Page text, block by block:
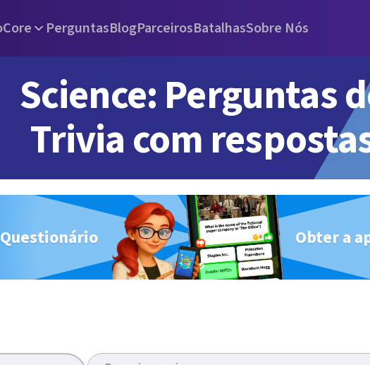
Core PerguntasBlogParceirosBatalhasSobre Nós
Science: Perguntas
Trivia com
Obter a